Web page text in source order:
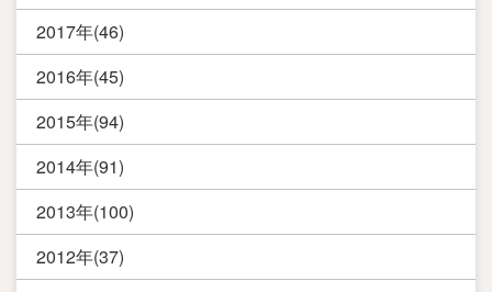
2017年(46)
2016年(45)
2015年(94)
2014年(91)
2013年(100)
2012年(37)